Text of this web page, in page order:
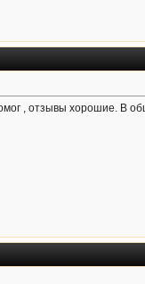
, отзывы хорошие. В